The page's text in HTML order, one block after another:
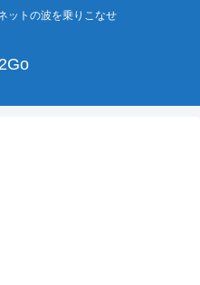
ットの波を乗りこなせ